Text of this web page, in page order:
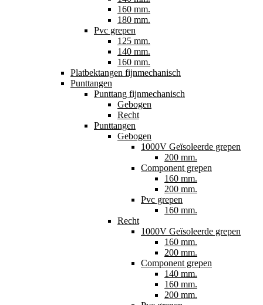
160 mm.
180 mm.
Pvc grepen
125 mm.
140 mm.
160 mm.
Platbektangen fijnmechanisch
Punttangen
Punttang fijnmechanisch
Gebogen
Recht
Punttangen
Gebogen
1000V Geïsoleerde grepen
200 mm.
Component grepen
160 mm.
200 mm.
Pvc grepen
160 mm.
Recht
1000V Geïsoleerde grepen
160 mm.
200 mm.
Component grepen
140 mm.
160 mm.
200 mm.